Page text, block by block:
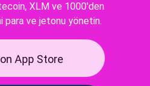
XLM ve 1000'den
para ve jetonu yönetin.
App Store